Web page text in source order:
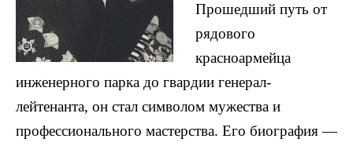
Прошедший путь от
рядового
красноармейца
инженерного парка до гвардии генерал-
лейтенанта, он стал символом мужества и
профессионального мастерства. Его биография —